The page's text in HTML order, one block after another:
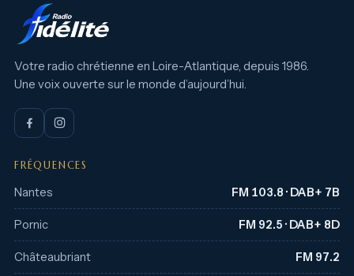
Votre radio chrétienne en Loire-Atlantique, depuis 1986.
Une voix ouverte sur le monde d’aujourd’hui.
FRÉQUENCES
Nantes FM 103.8 · DAB+ 7B
Pornic FM 92.5 · DAB+ 8D
Châteaubriant FM 97.2